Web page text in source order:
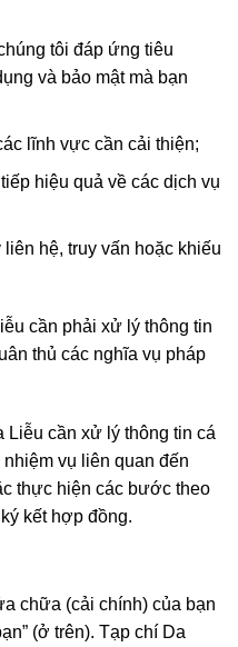
tôi đáp ứng tiêu
và bảo mật mà bạn
lĩnh vực cần cải thiện;
hiệu quả về các dịch vụ
hệ, truy vấn hoặc khiếu
cần phải xử lý thông tin
thủ các nghĩa vụ pháp
Liễu cần xử lý thông tin cá
vụ liên quan đến
thực hiện các bước theo
kết hợp đồng.
chữa (cải chính) của bạn
(ở trên). Tạp chí Da